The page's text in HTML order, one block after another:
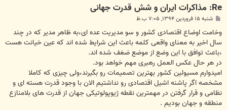
Re: مذاکرات ایران و شش قدرت جهانی
پ
ت
شنبه ۱۵ فروردین ۱۳۹۴, ۷:۰۵ ب.ظ
وخامت اوضاع اقتصادی کشور و سو مدیریت عده ای،به ظاهر مدیر که در چند
سال اخیر به معنای واقعی کلمه باعث این شرایط شده اند که عین خیانت هست
،باعث توافق با این وضع از موضع ضغف شده اند.
در هر حال عکس العمل رهبری مهم خواهد بود.
امیدوارم مسیولین کشور بهترین تصمیمات رو بگیرند،ولی چیزی که کاملا
مشخصه اگر پاشنه اشیل اقتصادی رو نداشتیم الان با وجود قدرت هسته ای و
نظامی و قرار گرفتن در مهمترین نقطه ژیوپولوتیکی جهان از قدرت های بلامنازع
منطقه و جهان بودیم .